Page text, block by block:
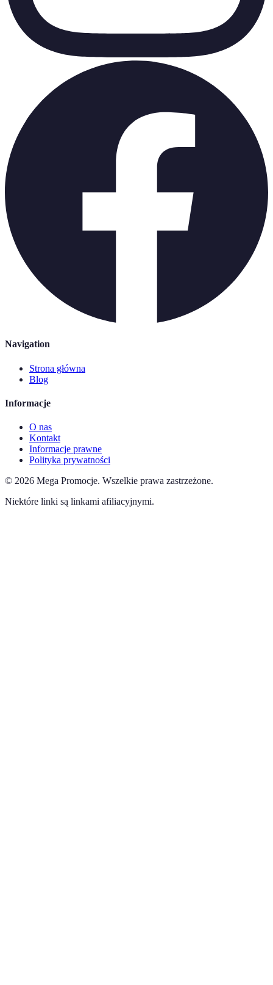
Navigation
Strona główna
Blog
Informacje
O nas
Kontakt
Informacje prawne
Polityka prywatności
© 2026 Mega Promocje. Wszelkie prawa zastrzeżone.
Niektóre linki są linkami afiliacyjnymi.